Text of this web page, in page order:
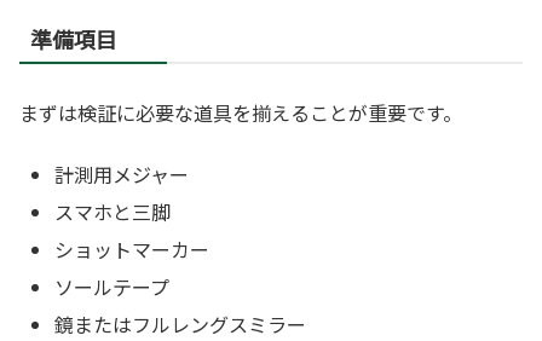
準備項目
まずは検証に必要な道具を揃えることが重要です。
計測用メジャー
スマホと三脚
ショットマーカー
ソールテープ
鏡またはフルレングスミラー